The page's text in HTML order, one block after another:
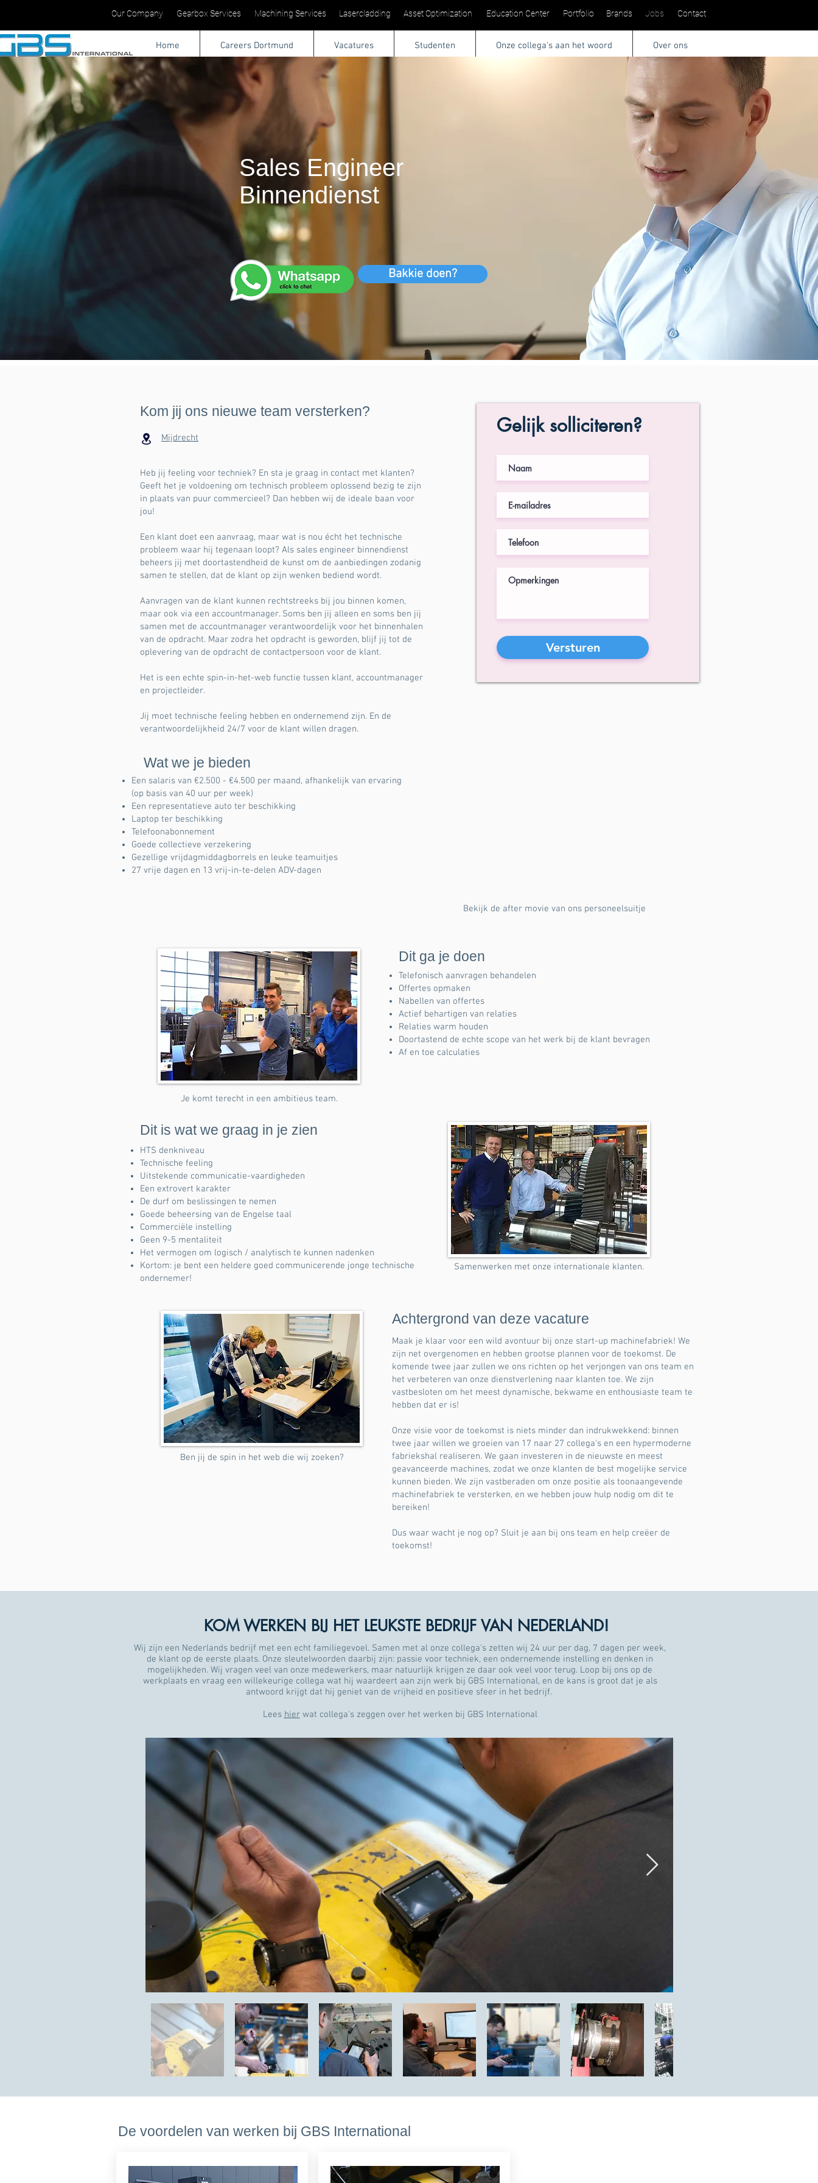
Our Company Gearbox Services Machining Services Lasercladding Asset Optimization Education Center Portfolio Brands Jobs Contact
Home Careers Dortmund Vacatures Studenten Onze collega's aan het woord Over ons
Sales Engineer
Binnendienst
Bakkie doen?
Kom jij ons nieuwe team versterken?
Heb jij feeling voor techniek? En sta je graag in contact met klanten?
Geeft het je voldoening om technisch probleem oplossend bezig te zijn
in plaats van puur commercieel? Dan hebben wij de ideale baan voor
jou!
Een klant doet een aanvraag, maar wat is nou écht het technische
probleem waar hij tegenaan loopt? Als sales engineer binnendienst
beheers jij met doortastendheid de kunst om de aanbiedingen zodanig
samen te stellen, dat de klant op zijn wenken bediend wordt.
Aanvragen van de klant kunnen rechtstreeks bij jou binnen komen,
maar ook via een accountmanager. Soms ben jij alleen en soms ben jij
samen met de accountmanager verantwoordelijk voor het binnenhalen
van de opdracht. Maar zodra het opdracht is geworden, blijf jij tot de
oplevering van de opdracht de contactpersoon voor de klant.
Het is een echte spin-in-het-web functie tussen klant, accountmanager
en projectleider.
Jij moet technische feeling hebben en ondernemend zijn. En de
verantwoordelijkheid 24/7 voor de klant willen dragen.
Gelijk solliciteren?
Versturen
Mijdrecht
Wat we je bieden
Een salaris van €2.500 - €4.500 per maand, afhankelijk van ervaring
(op basis van 40 uur per week)
Een representatieve auto ter beschikking
Laptop ter beschikking
Telefoonabonnement
Goede collectieve verzekering
Gezellige vrijdagmiddagborrels en leuke teamuitjes
27 vrije dagen en 13 vrij-in-te-delen ADV-dagen
Bekijk de after movie van ons personeelsuitje
Je komt terecht in een ambitieus team.
Dit ga je doen
Telefonisch aanvragen behandelen
Offertes opmaken
Nabellen van offertes
Actief behartigen van relaties
Relaties warm houden
Doortastend de echte scope van het werk bij de klant bevragen
Af en toe calculaties
Dit is wat we graag in je zien
HTS denkniveau
Technische feeling
Uitstekende communicatie-vaardigheden
Een extrovert karakter
De durf om beslissingen te nemen
Goede beheersing van de Engelse taal
Commerciële instelling
Geen 9-5 mentaliteit
Het vermogen om logisch / analytisch te kunnen nadenken
Kortom: je bent een heldere goed communicerende jonge technische
ondernemer!
Samenwerken met onze internationale klanten.
Ben jij de spin in het web die wij zoeken?
Achtergrond van deze vacature
Maak je klaar voor een wild avontuur bij onze start-up machinefabriek! We
zijn net overgenomen en hebben grootse plannen voor de toekomst. De
komende twee jaar zullen we ons richten op het verjongen van ons team en
het verbeteren van onze dienstverlening naar klanten toe. We zijn
vastbesloten om het meest dynamische, bekwame en enthousiaste team te
hebben dat er is!
Onze visie voor de toekomst is niets minder dan indrukwekkend: binnen
twee jaar willen we groeien van 17 naar 27 collega's en een hypermoderne
fabriekshal realiseren. We gaan investeren in de nieuwste en meest
geavanceerde machines, zodat we onze klanten de best mogelijke service
kunnen bieden. We zijn vastberaden om onze positie als toonaangevende
machinefabriek te versterken, en we hebben jouw hulp nodig om dit te
bereiken!
Dus waar wacht je nog op? Sluit je aan bij ons team en help creëer de
toekomst!
KOM WERKEN BIJ HET LEUKSTE BEDRIJF VAN NEDERLAND!
Wij zijn een Nederlands bedrijf met een echt familiegevoel. Samen met al onze collega's zetten wij 24 uur per dag, 7 dagen per week,
de klant op de eerste plaats. Onze sleutelwoorden daarbij zijn: passie voor techniek, een ondernemende instelling en denken in
mogelijkheden. Wij vragen veel van onze medewerkers, maar natuurlijk krijgen ze daar ook veel voor terug. Loop bij ons op de
werkplaats en vraag een willekeurige collega wat hij waardeert aan zijn werk bij GBS International, en de kans is groot dat je als
antwoord krijgt dat hij geniet van de vrijheid en positieve sfeer in het bedrijf.
Lees hierwat collega's zeggen over het werken bij GBS International
De voordelen van werken bij GBS International